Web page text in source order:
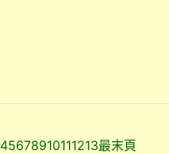
45678910111213最末頁